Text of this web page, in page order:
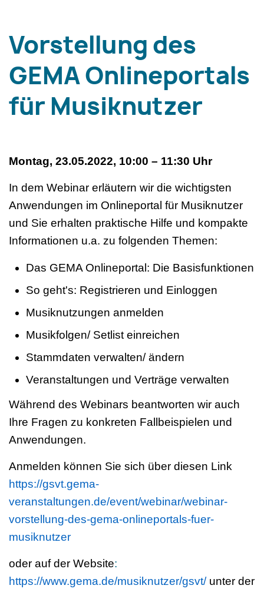
Vorstellung des
GEMA Onlineportals
für Musiknutzer
Montag, 23.05.2022, 10:00 – 11:30 Uhr
In dem Webinar erläutern wir die wichtigsten
Anwendungen im Onlineportal für Musiknutzer
und Sie erhalten praktische Hilfe und kompakte
Informationen u.a. zu folgenden Themen:
Das GEMA Onlineportal: Die Basisfunktionen
So geht's: Registrieren und Einloggen
Musiknutzungen anmelden
Musikfolgen/ Setlist einreichen
Stammdaten verwalten/ ändern
Veranstaltungen und Verträge verwalten
Während des Webinars beantworten wir auch
Ihre Fragen zu konkreten Fallbeispielen und
Anwendungen.
Anmelden können Sie sich über diesen Link
https://gsvt.gema-
veranstaltungen.de/event/webinar/webinar-
vorstellung-des-gema-onlineportals-fuer-
musiknutzer
oder auf der Website:
https://www.gema.de/musiknutzer/gsvt/unter der